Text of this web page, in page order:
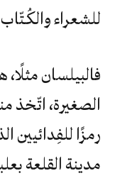
للشعراء
فالبيلسان مثلًا،
الصغيرة، اتّخذ
رمزًا للفِدائيين
مدينة القلعة